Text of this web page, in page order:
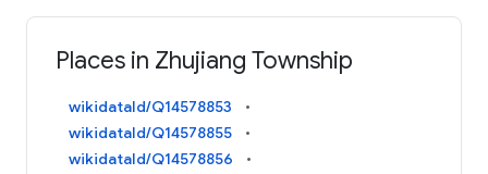
Places in Zhujiang Township
wikidataId/Q14578853
wikidataId/Q14578855
wikidataId/Q14578856